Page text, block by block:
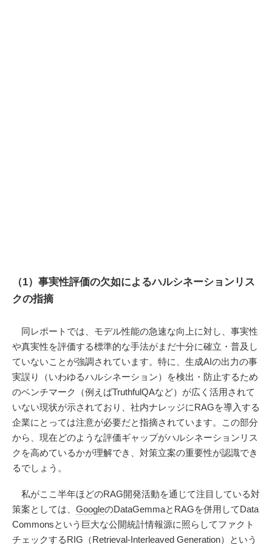
（1）事実性評価の欠如によるハルシネーションリス
クの指摘
同レポートでは、モデル性能の急速な向上に対し、事実性
や真実性を評価する標準的な手法がまだ十分に確立・普及し
ていないことが強調されています。特に、生成AIの出力の事
実誤り（いわゆるハルシネーション）を検出・防止するため
のベンチマーク（例えばTruthfulQAなど）が広く活用されて
いない現状が示されており、社内ナレッジにRAGを導入する
企業にとっては注意が必要だと指摘されています。この部分
から、現在どのような評価ギャップがハルシネーションリス
クを高めているかが理解でき、対策立案の重要性が認識でき
るでしょう。
私がここ半年ほどのRAG開発活動を通じて注目している対
策案としては、 GoogleのDataGemmaとRAGを併用してData
Commonsという巨大な公開統計情報源に照らしてファクト
チェックするRIG（Retrieval-Interleaved Generation）という